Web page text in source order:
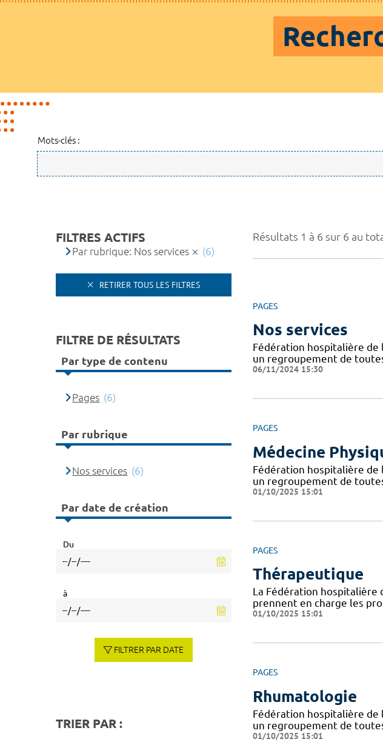
Mots-clés :
Résultats 1 à 6 sur 6 au
PAGES
Nos services
Fédération hospitalière
un regroupement de
06/11/2024 15:30
PAGES
Médecine
Fédération hospitalière
un regroupement de
01/10/2025 15:01
PAGES
Thérapeutique
La Fédération
prennent en charge les
01/10/2025 15:01
PAGES
Rhumatologie
Fédération hospitalière
un regroupement de
01/10/2025 15:01
FILTRES ACTIFS
Par rubrique: Nos services (6)
RETIRER TOUS LES FILTRES
FILTRE DE RÉSULTATS
Par type de contenu
Pages (6)
Par rubrique
Nos services (6)
Par date de création
Du
à
FILTRER PAR DATE
TRIER PAR :